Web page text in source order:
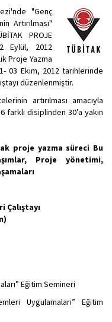
"Genç
Artırılması"
PROJE
Eylül, 2012
Proje Yazma
03 Ekim, 2012 tarihlerinde
düzenlenmiştir.
artırılması amacıyla
disiplinden 30’a yakın
proje yazma süreci Bu
Proje yönetimi,
Çalıştayı
Eğitim Semineri
Uygulamaları” Eğitim